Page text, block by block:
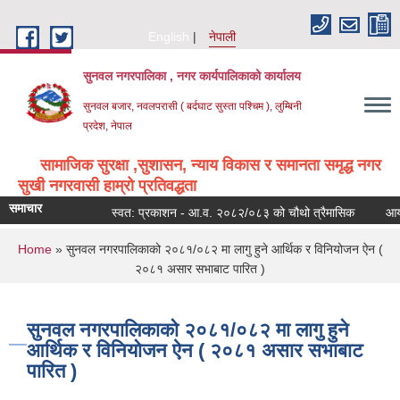
English
नेपाली
सुनवल नगरपालिका , नगर कार्यपालिकाको कार्यालय
सुनवल बजार, नवलपरासी ( बर्दघाट सुस्ता पश्चिम ), लुम्बिनी
प्रदेश, नेपाल
सामाजिक सुरक्षा ,सुशासन, न्याय विकास र समानता समृद्ध नगर
सुखी नगरवासी हाम्रो प्रतिवद्धता
समाचार स्वत: प्रकाशन - आ.व. २०८२/०८३ को चौथो त्रैमासिक आय
You are here
Home» सुनवल नगरपालिकाको २०८१/०८२ मा लागु हुने आर्थिक र विनियोजन ऐन (
२०८१ असार सभाबाट पारित )
सुनवल नगरपालिकाको २०८१/०८२ मा लागु हुने
आर्थिक र विनियोजन ऐन ( २०८१ असार सभाबाट
पारित )